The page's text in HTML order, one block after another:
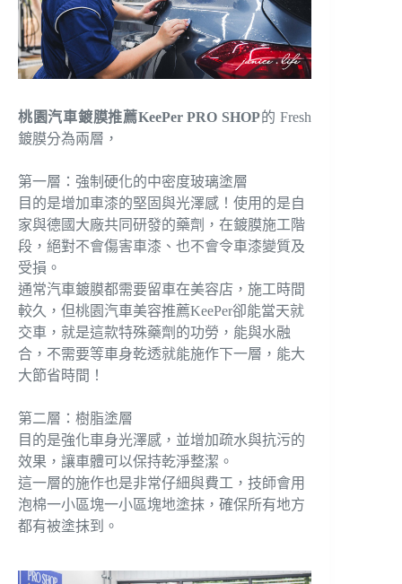
桃園汽車鍍膜推薦KeePer PRO SHOP的 Fresh
鍍膜分為兩層，
第一層：強制硬化的中密度玻璃塗層
目的是增加車漆的堅固與光澤感！使用的是自
家與德國大廠共同研發的藥劑，在鍍膜施工階
段，絕對不會傷害車漆、也不會令車漆變質及
受損。
通常汽車鍍膜都需要留車在美容店，施工時間
較久，但桃園汽車美容推薦KeePer卻能當天就
交車，就是這款特殊藥劑的功勞，能與水融
合，不需要等車身乾透就能施作下一層，能大
大節省時間！
第二層：樹脂塗層
目的是強化車身光澤感，並增加疏水與抗污的
效果，讓車體可以保持乾淨整潔。
這一層的施作也是非常仔細與費工，技師會用
泡棉一小區塊一小區塊地塗抹，確保所有地方
都有被塗抹到。